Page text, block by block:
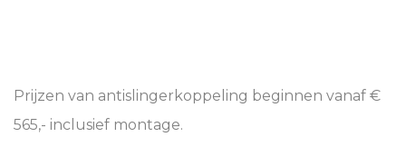
Prijzen van antislingerkoppeling beginnen vanaf €
565,- inclusief montage.